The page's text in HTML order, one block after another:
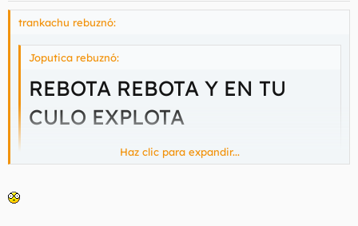
trankachu rebuznó:
Joputica rebuznó:
REBOTA REBOTA Y EN TU
CULO EXPLOTA
hihi Haz clic para expandir...
Haz clic para expandir...